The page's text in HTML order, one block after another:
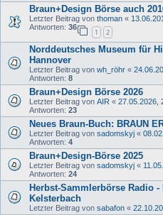
Braun+Design Börse auch
Letzter Beitrag von thoman «
Antworten: 36
1 2
Norddeutsches Museum für
Hannover
Letzter Beitrag von wh_röhr «
Antworten: 8
Braun+Design Börse 2026
Letzter Beitrag von AIR « 27.05.2026,
Antworten: 23
Neues Braun-Buch: BRAUN
Letzter Beitrag von sadomskyj «
Antworten: 4
Braun+Design-Börse 2025
Letzter Beitrag von sadomskyj «
Antworten: 24
Herbst-Sammlerbörse Radio
Kelsterbach
Letzter Beitrag von sabafon «